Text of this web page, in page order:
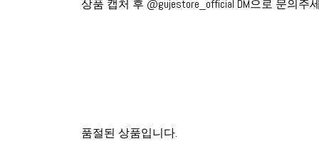
상품 캡처 후 @gujestore_official DM으로 문의주
품절된 상품입니다.